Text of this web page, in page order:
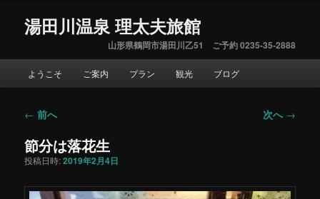
湯田川温泉 理太夫旅館
山形県鶴岡市湯田川乙51 ご予約 0235-35-2888
ようこそ ご案内 プラン 観光 ブログ
投
ナ
ビ
ー
← 前へ 次へ →
節分は落花生
投稿日時:2019年2月4日